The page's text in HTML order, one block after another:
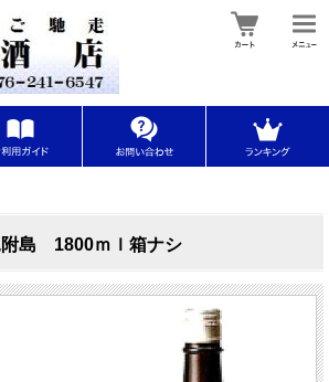
附島 1800ｍｌ箱ナシ